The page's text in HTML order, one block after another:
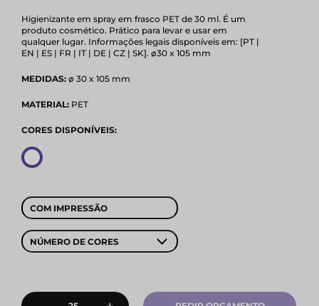
Higienizante em spray em frasco PET de 30 ml. É um
produto cosmético. Prático para levar e usar em
qualquer lugar. Informações legais disponíveis em: [PT |
EN | ES | FR | IT | DE | CZ | SK]. ø30 x 105 mm
MEDIDAS: ø 30 x 105 mm
MATERIAL: PET
CORES DISPONÍVEIS:
COM IMPRESSÃO
NÚMERO DE CORES